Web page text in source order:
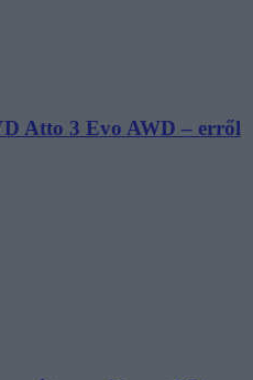
Atto 3 Evo AWD – erről